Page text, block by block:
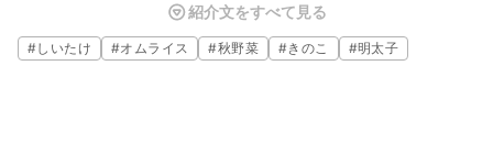
ボリュームのある一品です。いつものオムライスの味に変化を付けた
い時にもおすすめです。
紹介文をすべて見る
#しいたけ #オムライス #秋野菜 #きのこ #明太子